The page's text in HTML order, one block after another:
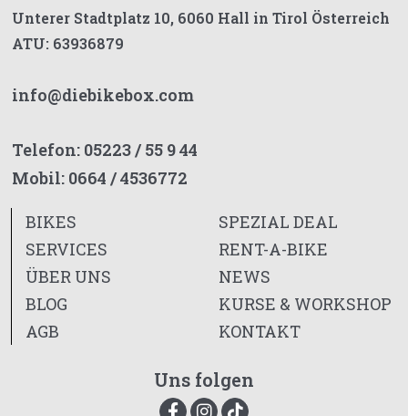
Unterer Stadtplatz 10, 6060 Hall in Tirol Österreich
ATU: 63936879
info@diebikebox.com
Telefon: 05223 / 55 9 44
Mobil: 0664 / 4536772
BIKES
SERVICES
ÜBER UNS
BLOG
AGB
SPEZIAL DEAL
RENT-A-BIKE
NEWS
KURSE & WORKSHOP
KONTAKT
Uns folgen